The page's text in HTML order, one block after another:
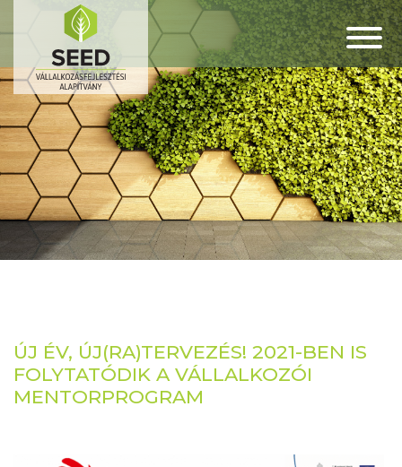
ÚJ ÉV, ÚJ(RA)TERVEZÉS! 2021-BEN IS
FOLYTATÓDIK A VÁLLALKOZÓI
MENTORPROGRAM